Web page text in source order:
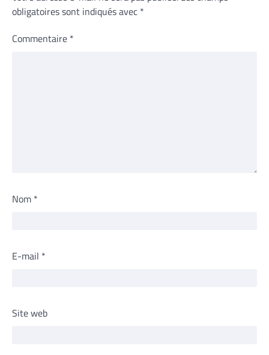
obligatoires sont indiqués avec *
Commentaire *
Nom *
E-mail *
Site web